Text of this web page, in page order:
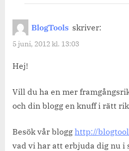
BlogTools skriver:
5 juni, 2012 kl. 13:03
Hej!
Vill du ha en mer
och din blogg en knuff i rätt
Besök vår blogg http://
vad vi har att erbjuda dig nu i